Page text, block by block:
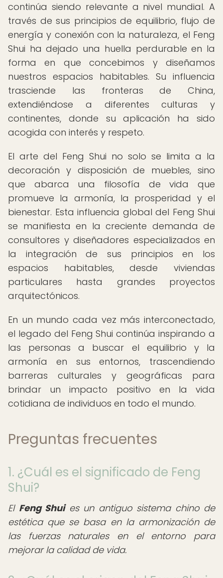
continúa siendo relevante a nivel mundial. A
través de sus principios de equilibrio, flujo de
energía y conexión con la naturaleza, el Feng
Shui ha dejado una huella perdurable en la
forma en que concebimos y diseñamos
nuestros espacios habitables. Su influencia
trasciende las fronteras de China,
extendiéndose a diferentes culturas y
continentes, donde su aplicación ha sido
acogida con interés y respeto.
El arte del Feng Shui no solo se limita a la
decoración y disposición de muebles, sino
que abarca una filosofía de vida que
promueve la armonía, la prosperidad y el
bienestar. Esta influencia global del Feng Shui
se manifiesta en la creciente demanda de
consultores y diseñadores especializados en
la integración de sus principios en los
espacios habitables, desde viviendas
particulares hasta grandes proyectos
arquitectónicos.
En un mundo cada vez más interconectado,
el legado del Feng Shui continúa inspirando a
las personas a buscar el equilibrio y la
armonía en sus entornos, trascendiendo
barreras culturales y geográficas para
brindar un impacto positivo en la vida
cotidiana de individuos en todo el mundo.
Preguntas frecuentes
1. ¿Cuál es el significado de Feng
Shui?
El Feng Shuies un antiguo sistema chino de
estética que se basa en la armonización de
las fuerzas naturales en el entorno para
mejorar la calidad de vida.